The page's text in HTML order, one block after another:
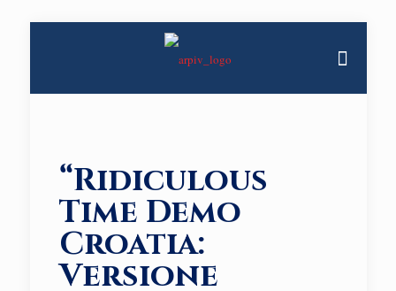
“Ridiculous
Time Demo
Croatia:
Versione